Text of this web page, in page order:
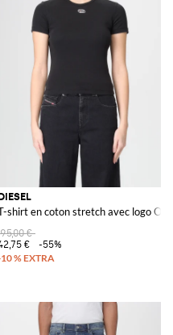
shirt en coton stretch avec logo
95,00 €
€
-55%